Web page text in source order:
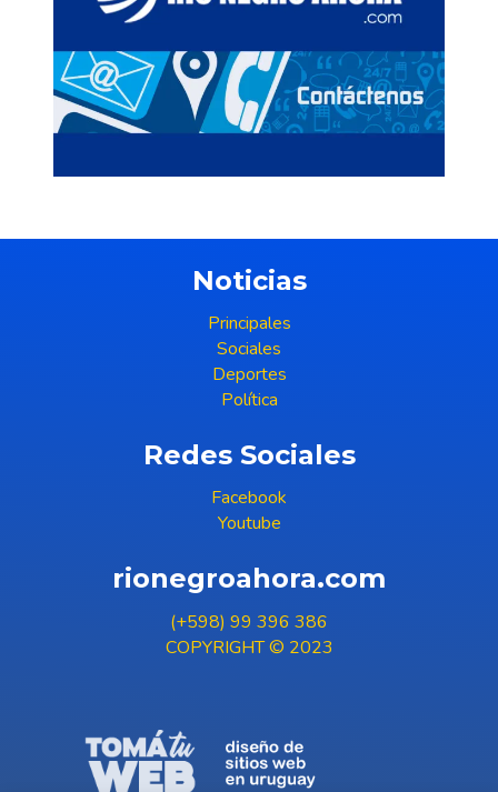
Noticias
Principales
Sociales
Deportes
Política
Redes Sociales
Facebook
Youtube
rionegroahora.com
(+598) 99 396 386
COPYRIGHT © 2023